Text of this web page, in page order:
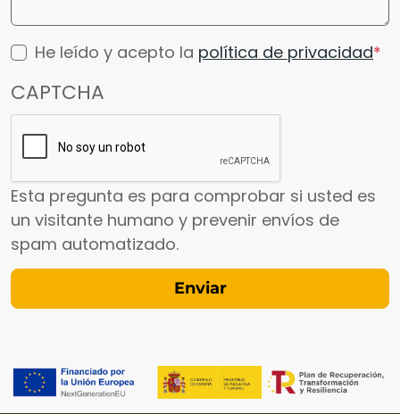
He leído y acepto la política de privacidad
CAPTCHA
Esta pregunta es para comprobar si usted es
un visitante humano y prevenir envíos de
spam automatizado.